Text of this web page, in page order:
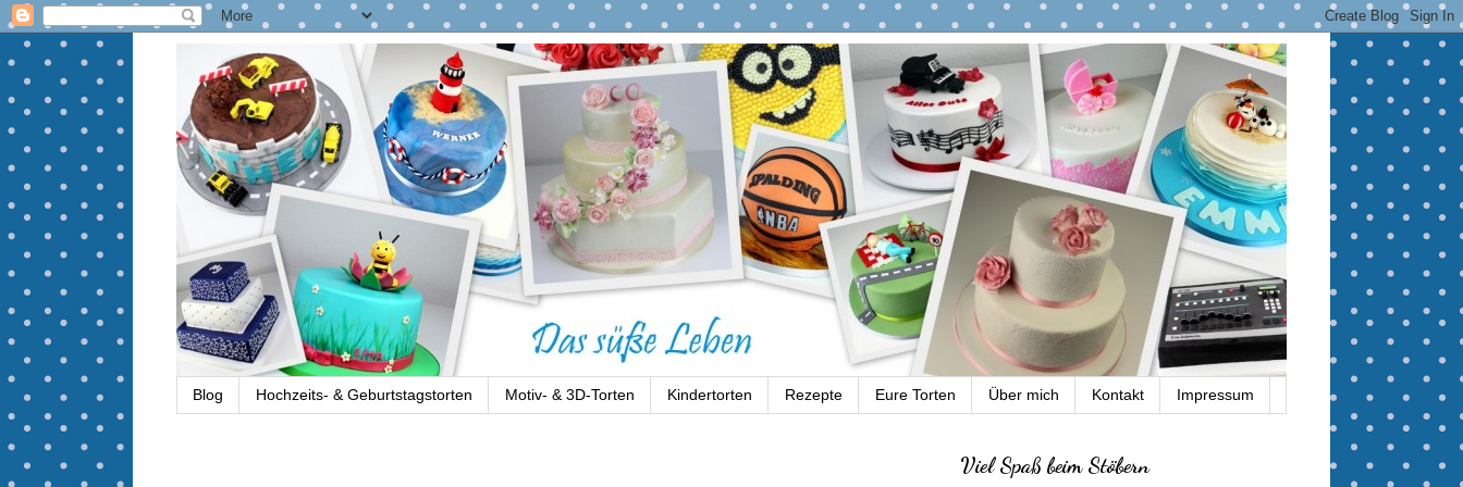
Blog Hochzeits- & Geburtstagstorten Motiv- & 3D-Torten Kindertorten Rezepte Eure Torten Über mich Kontakt Impressum
Viel Spaß beim Stöbern